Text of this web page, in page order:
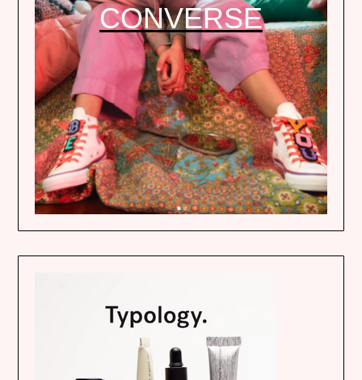
CONVERSE